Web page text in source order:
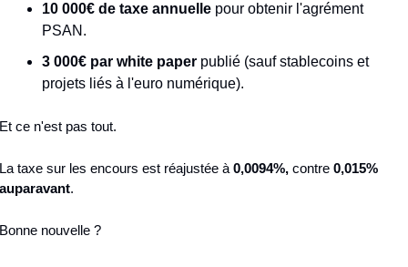
10 000€ de taxe annuelle pour obtenir l'agrément
PSAN.
3 000€ par white paper publié (sauf stablecoins et
projets liés à l'euro numérique).
Et ce n'est pas tout.
La taxe sur les encours est réajustée à 0,0094%, contre 0,015%
auparavant.
Bonne nouvelle ?